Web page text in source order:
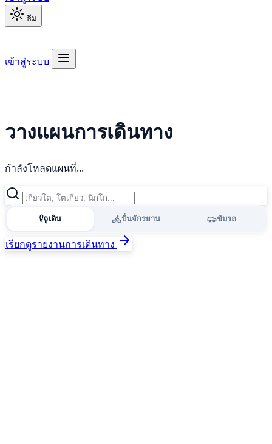
ธีม
เข้าสู่ระบบ
วางแผนการเดินทาง
กำลังโหลดแผนที่...
เดิน ปั่นจักรยาน ขับรถ
เรียกดูรายงานการเดินทาง